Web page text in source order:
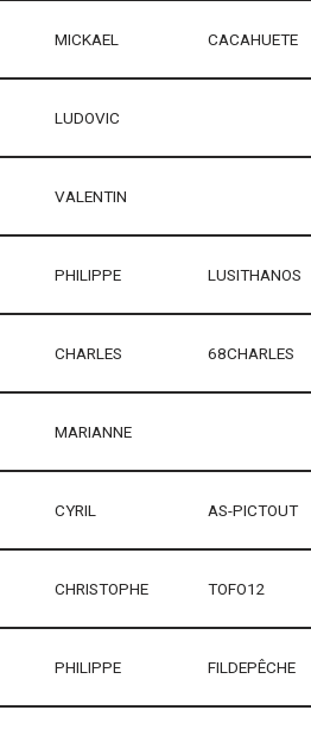
MICKAEL CACAHUETE
LUDOVIC
VALENTIN
PHILIPPE LUSITHANOS
CHARLES 68CHARLES
MARIANNE
CYRIL AS-PICTOUT
CHRISTOPHE TOFO12
PHILIPPE FILDEPÊCHE